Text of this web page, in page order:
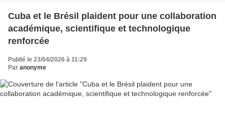
Cuba et le Brésil plaident pour une collaboration
académique, scientifique et technologique
renforcée
Publié le 23/04/2026 à 11:29
Par anonyme